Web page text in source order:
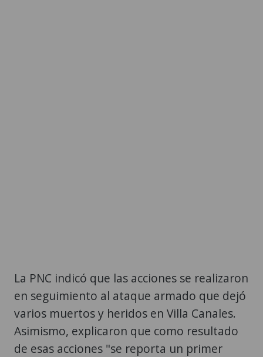
La PNC indicó que las acciones se realizaron
en seguimiento al ataque armado que dejó
varios muertos y heridos en Villa Canales.
Asimismo, explicaron que como resultado
de esas acciones "se reporta un primer